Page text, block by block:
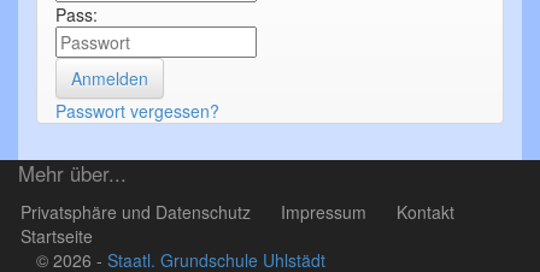
Pass:
Passwort vergessen?
Mehr über...
Privatsphäre und Datenschutz Impressum
Kontakt
Startseite
© 2026 - Staatl. Grundschule Uhlstädt